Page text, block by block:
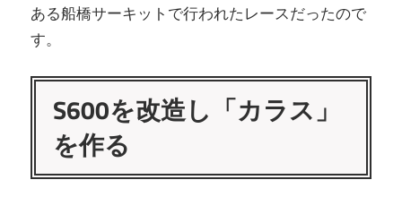
ある船橋サーキットで行われたレースだったので
す。
S600を改造し「カラス」
を作る